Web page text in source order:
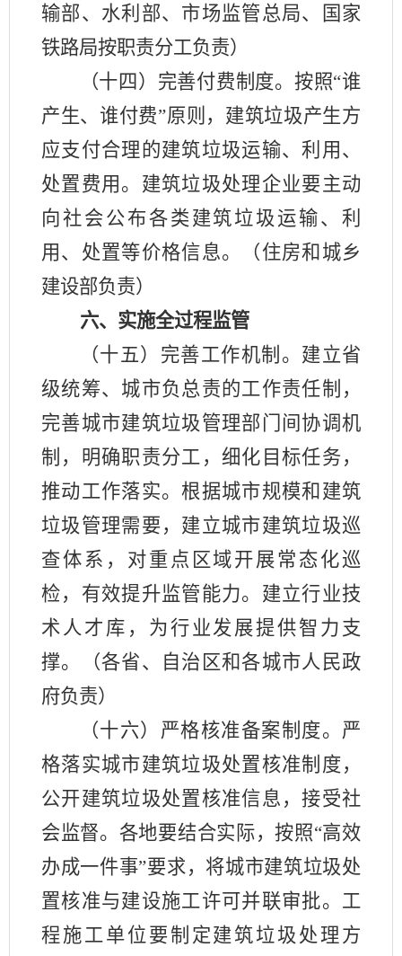
输部、水利部、市场监管总局、国家
铁路局按职责分工负责）
（十四）完善付费制度。按照“谁
产生、谁付费”原则，建筑垃圾产生方
应支付合理的建筑垃圾运输、利用、
处置费用。建筑垃圾处理企业要主动
向社会公布各类建筑垃圾运输、利
用、处置等价格信息。（住房和城乡
建设部负责）
六、实施全过程监管
（十五）完善工作机制。建立省
级统筹、城市负总责的工作责任制，
完善城市建筑垃圾管理部门间协调机
制，明确职责分工，细化目标任务，
推动工作落实。根据城市规模和建筑
垃圾管理需要，建立城市建筑垃圾巡
查体系，对重点区域开展常态化巡
检，有效提升监管能力。建立行业技
术人才库，为行业发展提供智力支
撑。（各省、自治区和各城市人民政
府负责）
（十六）严格核准备案制度。严
格落实城市建筑垃圾处置核准制度，
公开建筑垃圾处置核准信息，接受社
会监督。各地要结合实际，按照“高效
办成一件事”要求，将城市建筑垃圾处
置核准与建设施工许可并联审批。工
程施工单位要制定建筑垃圾处理方